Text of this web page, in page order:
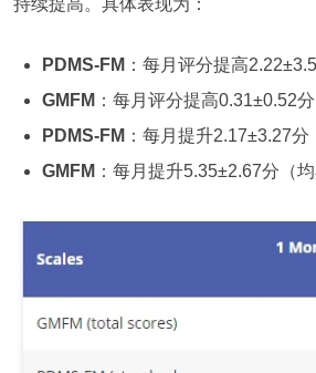
持续提高。具体表现为：
PDMS-FM ：每月评分提高
GMFM ：每月评分提高0.31±0.52
PDMS-FM ：每月提升2.17±3.27分
GMFM ：每月提升5.35±2.67分（